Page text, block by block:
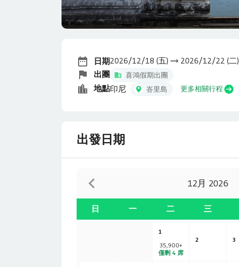
日期2026/12/18 (五) 2026/12/22 (二)
出團 喜鴻假期出團
地點印尼 峇里島 更多相關行程
出發日期
12月 2026
日 一 二 三
1
35,900+
僅剩 4 席
2 3